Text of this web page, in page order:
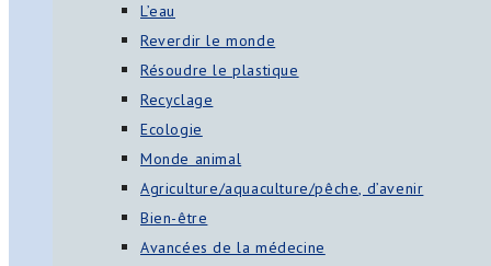
L’eau
Reverdir le monde
Résoudre le plastique
Recyclage
Ecologie
Monde animal
Agriculture/aquaculture/pêche, d’avenir
Bien-être
Avancées de la médecine